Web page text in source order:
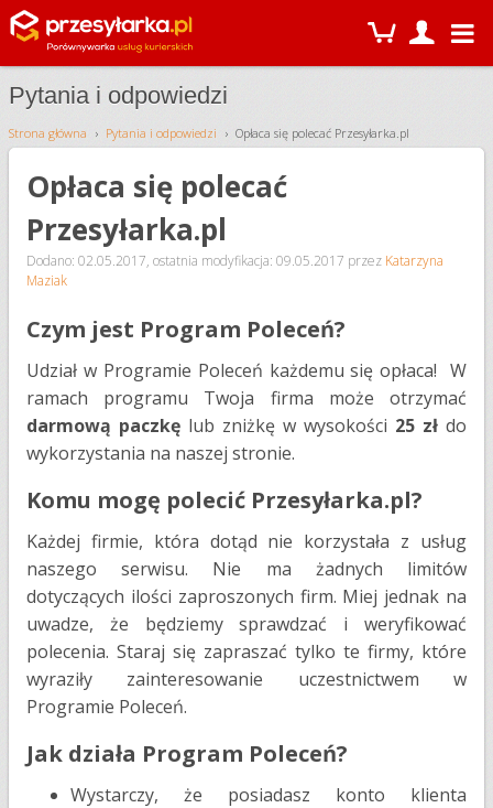
Pytania i odpowiedzi
Strona główna Pytania i odpowiedzi Opłaca się polecać Przesyłarka.pl
Opłaca się polecać
Przesyłarka.pl
Dodano: 02.05.2017, ostatnia modyfikacja: 09.05.2017 przez Katarzyna
Maziak
Czym jest Program Poleceń?
Udział w Programie Poleceń każdemu się opłaca! W
ramach programu Twoja firma może otrzymać
darmową paczkę lub zniżkę w wysokości 25 zł do
wykorzystania na naszej stronie.
Komu mogę polecić Przesyłarka.pl?
Każdej firmie, która dotąd nie korzystała z usług
naszego serwisu. Nie ma żadnych limitów
dotyczących ilości zaproszonych firm. Miej jednak na
uwadze, że będziemy sprawdzać i weryfikować
polecenia. Staraj się zapraszać tylko te firmy, które
wyraziły zainteresowanie uczestnictwem w
Programie Poleceń.
Jak działa Program Poleceń?
Wystarczy, że posiadasz konto klienta